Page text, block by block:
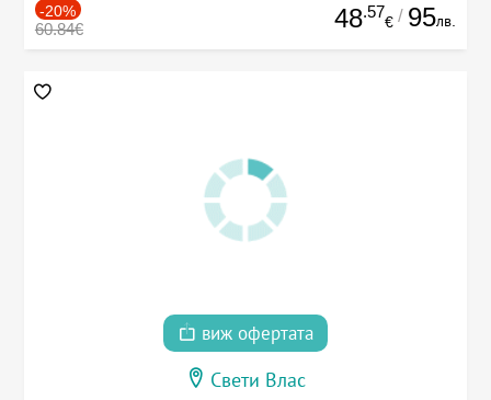
-20%
60.84€ 48.57
€ / 95лв.
виж офертата
Свети Влас